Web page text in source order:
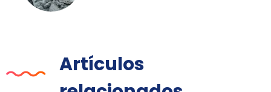
Artículos